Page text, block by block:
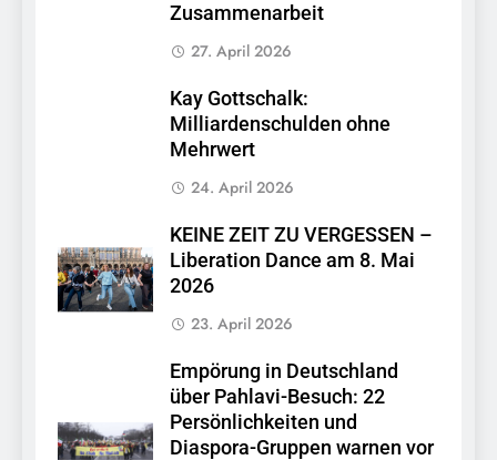
Zusammenarbeit
27. April 2026
Kay Gottschalk:
Milliardenschulden ohne
Mehrwert
24. April 2026
KEINE ZEIT ZU VERGESSEN –
Liberation Dance am 8. Mai
2026
23. April 2026
Empörung in Deutschland
über Pahlavi-Besuch: 22
Persönlichkeiten und
Diaspora-Gruppen warnen vor